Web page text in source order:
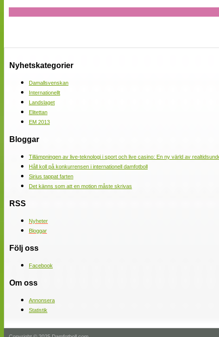
Nyhetskategorier
Damallsvenskan
Internationellt
Landslaget
Elitettan
EM 2013
Bloggar
Tillämpningen av live-teknologi i sport och live casino: En ny värld av
Håll koll på konkurrensen i internationell damfotboll
Sirius tappat farten
Det känns som att en motion måste skrivas
RSS
Nyheter
Bloggar
Följ oss
Facebook
Om oss
Annonsera
Statistik